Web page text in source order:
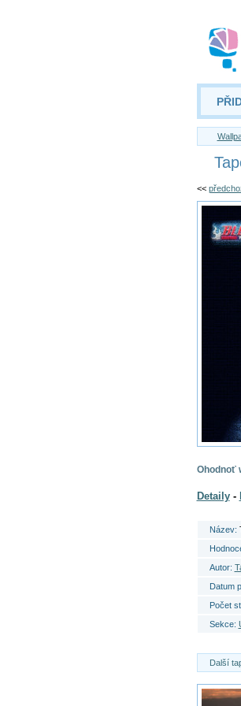
<<
Ohodnoť
Detaily-
Název:
Autor:
Datum
Počet
Sekce:
Další